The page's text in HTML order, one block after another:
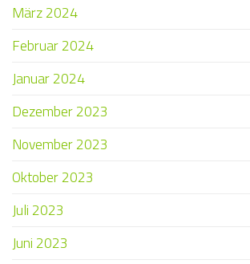
März 2024
Februar 2024
Januar 2024
Dezember 2023
November 2023
Oktober 2023
Juli 2023
Juni 2023